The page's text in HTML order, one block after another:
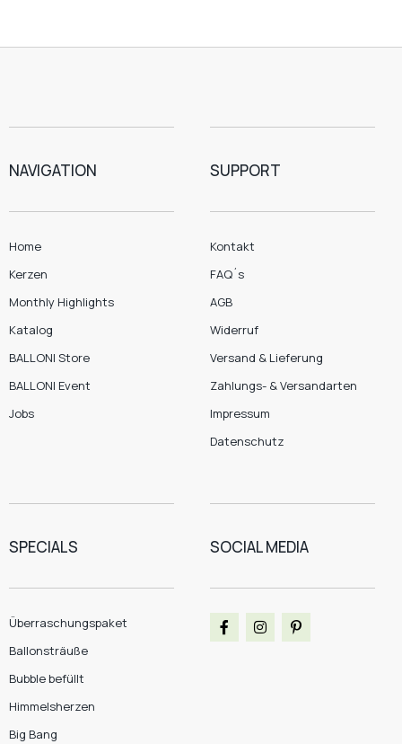
NAVIGATION
Home
Kerzen
Monthly Highlights
Katalog
BALLONI Store
BALLONI Event
Jobs
SUPPORT
Kontakt
FAQ´s
AGB
Widerruf
Versand & Lieferung
Zahlungs- & Versandarten
Impressum
Datenschutz
SPECIALS
Überraschungspaket
Ballonsträuße
Bubble befüllt
Himmelsherzen
Big Bang
SOCIAL MEDIA